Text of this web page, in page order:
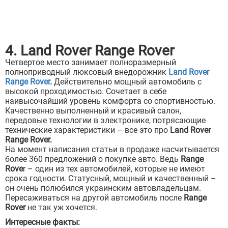
4. Land Rover Range Rover
Четвертое место занимает полноразмерный
полноприводный люксовый внедорожник Land Rover
Range Rover. Действительно мощный автомобиль с
высокой проходимостью. Сочетает в себе
наивысочайший уровень комфорта со спортивностью.
Качественно выполненный и красивый салон,
передовые технологии в электронике, потрясающие
технические характеристики – все это про Land Rover
Range Rover.
На момент написания статьи в продаже насчитывается
более 360 предложений о покупке авто. Ведь Range
Rover – один из тех автомобилей, которые не имеют
срока годности. Статусный, мощный и качественный –
он очень полюбился украинским автовладельцам.
Пересаживаться на другой автомобиль после Range
Roverне так уж хочется.
Интересные факты: